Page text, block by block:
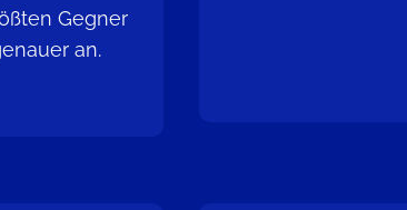
Gegner
an.